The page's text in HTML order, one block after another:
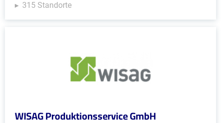
315 Standorte
WISAG Produktionsservice GmbH